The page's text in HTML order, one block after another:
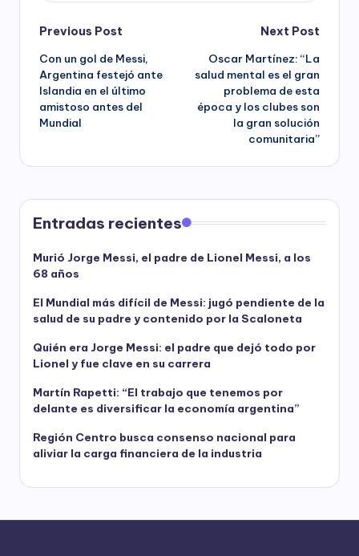
Post
navigation
Previous Post
Con un gol de Messi,
Argentina festejó ante
Islandia en el último
amistoso antes del
Mundial
Next Post
Oscar Martínez: “La
salud mental es el gran
problema de esta
época y los clubes son
la gran solución
comunitaria”
Entradas recientes
Murió Jorge Messi, el padre de Lionel Messi, a los
68 años
El Mundial más difícil de Messi: jugó pendiente de la
salud de su padre y contenido por la Scaloneta
Quién era Jorge Messi: el padre que dejó todo por
Lionel y fue clave en su carrera
Martín Rapetti: “El trabajo que tenemos por
delante es diversificar la economía argentina”
Región Centro busca consenso nacional para
aliviar la carga financiera de la industria